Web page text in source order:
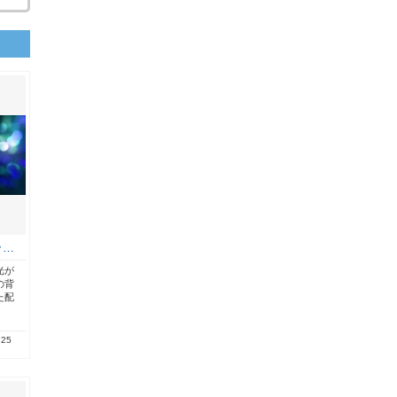
…
が
背
配